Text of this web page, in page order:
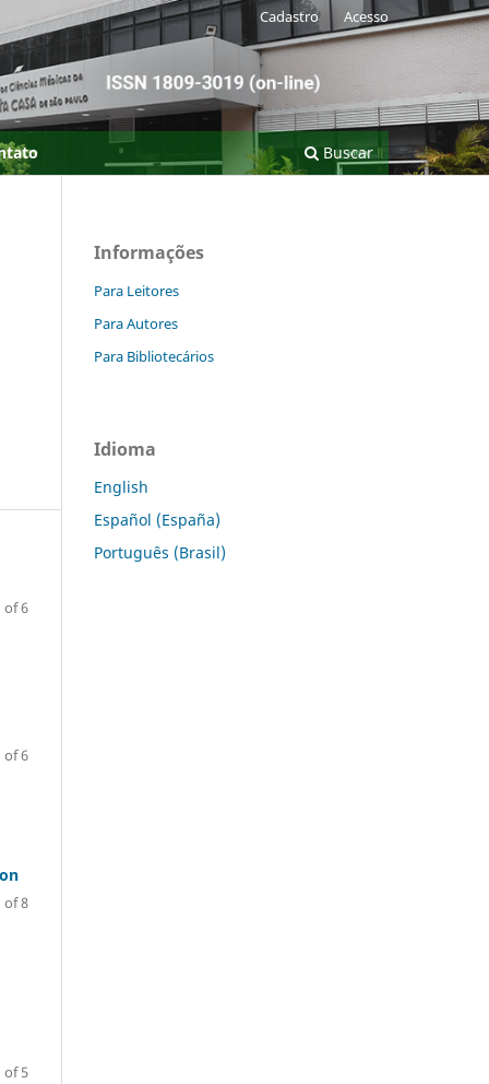
Buscar
Cadastro Acesso
of 6
of 6
of 8
of 5
Informações
Para Leitores
Para Autores
Para Bibliotecários
Idioma
English
Español (España)
Português (Brasil)